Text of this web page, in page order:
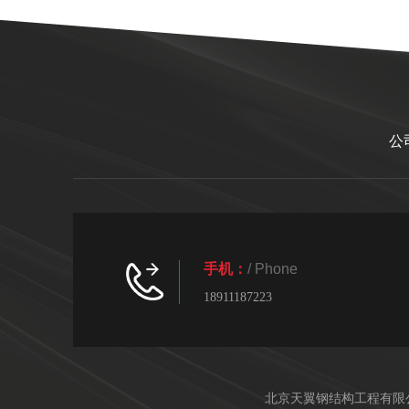
公
手机： / Phone
18911187223
北京天翼钢结构工程有限